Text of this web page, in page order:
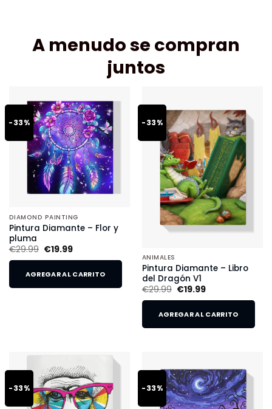
A menudo se compran
juntos
-33%
DIAMOND PAINTING
Pintura Diamante – Flor y
pluma
€29.99 €19.99
AGREGAR AL CARRITO
-33%
ANIMALES
Pintura Diamante – Libro
del Dragón V1
€29.99 €19.99
AGREGAR AL CARRITO
-33% -33%